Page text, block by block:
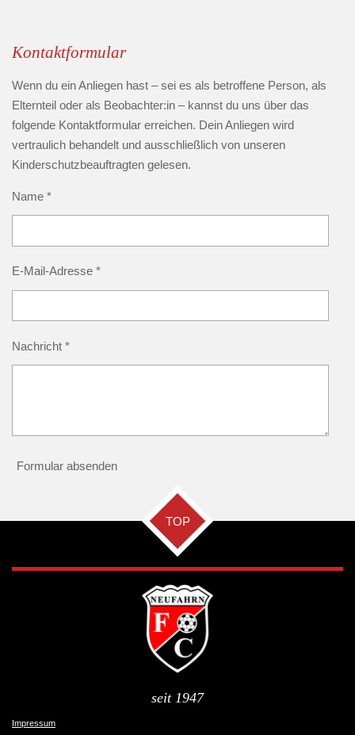
Kontaktformular
Wenn du ein Anliegen hast – sei es als betroffene Person, als
Elternteil oder als Beobachter:in – kannst du uns über das
folgende Kontaktformular erreichen. Dein Anliegen wird
vertraulich behandelt und ausschließlich von unseren
Kinderschutzbeauftragten gelesen.
Name *
E-Mail-Adresse *
Nachricht *
Formular absenden
TOP
seit 1947
Impressum